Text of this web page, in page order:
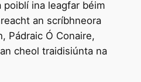
ina leagfar béim
an scríbhneora
Pádraic Ó Conaire,
cheol traidisiúnta na